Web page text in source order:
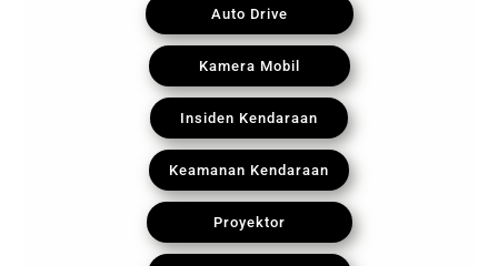
Auto Drive
Kamera Mobil
Insiden Kendaraan
Keamanan Kendaraan
Proyektor